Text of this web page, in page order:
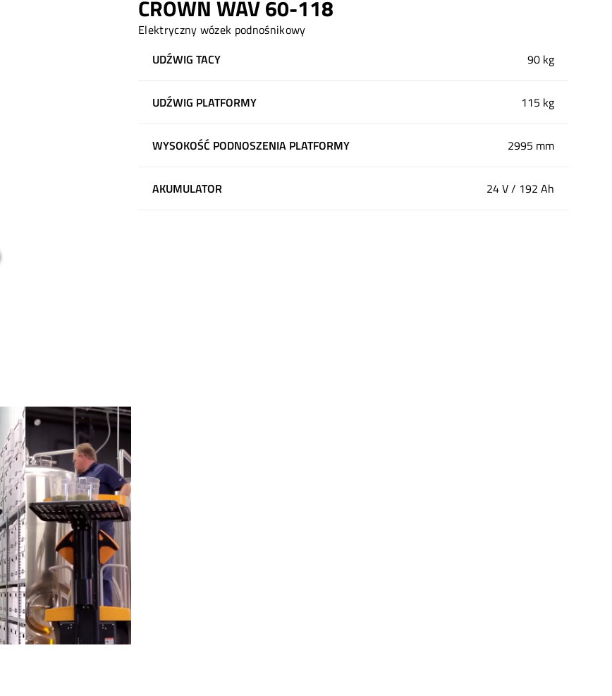
CROWN WAV 60-118
Elektryczny wózek podnośnikowy
UDŹWIG TACY
90 kg
UDŹWIG PLATFORMY 115 kg
WYSOKOŚĆ PODNOSZENIA PLATFORMY 2995 mm
AKUMULATOR 24 V / 192 Ah